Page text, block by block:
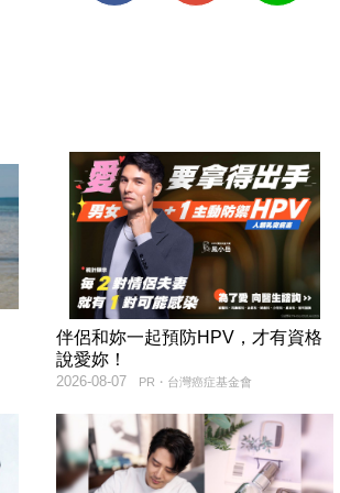
伴侶和妳一起預防HPV，才有資格
說愛妳！
PR・台灣癌症基金會
2026-08-07